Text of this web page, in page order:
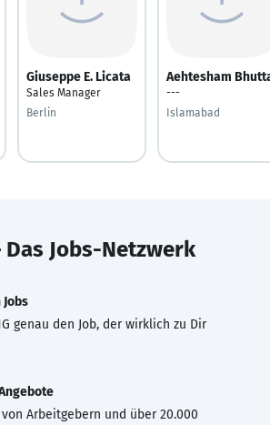
Giuseppe E. Licata
Sales Manager
Berlin
Aehtesham
---
Islamabad
Das Jobs-Netzwerk
genau den Job, der wirklich zu Dir
Arbeitgebern und über 20.000